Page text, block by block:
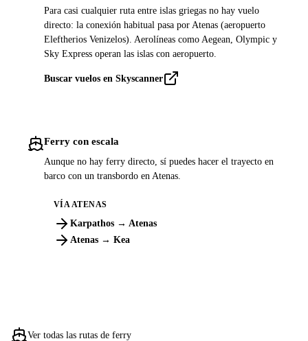
Para casi cualquier ruta entre islas griegas no hay vuelo
directo: la conexión habitual pasa por Atenas (aeropuerto
Eleftherios Venizelos). Aerolíneas como Aegean, Olympic y
Sky Express operan las islas con aeropuerto.
Buscar vuelos en Skyscanner
Ferry con escala
Aunque no hay ferry directo, sí puedes hacer el trayecto en
barco con un transbordo en Atenas.
VÍA ATENAS
Karpathos → Atenas
Atenas → Kea
Ver todas las rutas de ferry